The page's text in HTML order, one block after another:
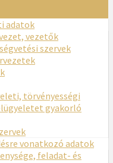
adatok
vezetők
szervek
törvényességi
gyakorló
vonatkozó adatok
feladat- és